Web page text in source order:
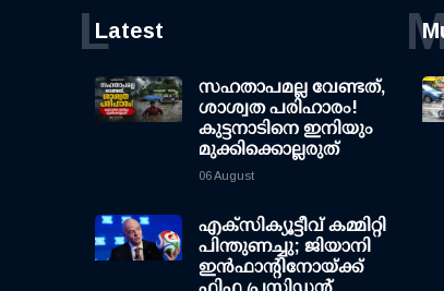
Latest
L
സഹതാപമല്ല വേണ്ടത്,
ശാശ്വത പരിഹാരം!
കുട്ടനാടിനെ ഇനിയും
മുക്കിക്കൊല്ലരുത്
06 August
എക്സിക്യൂട്ടീവ് കമ്മിറ്റി
പിന്തുണച്ചു; ജിയാനി
ഇന്‍ഫാന്റിനോയ്ക്ക്